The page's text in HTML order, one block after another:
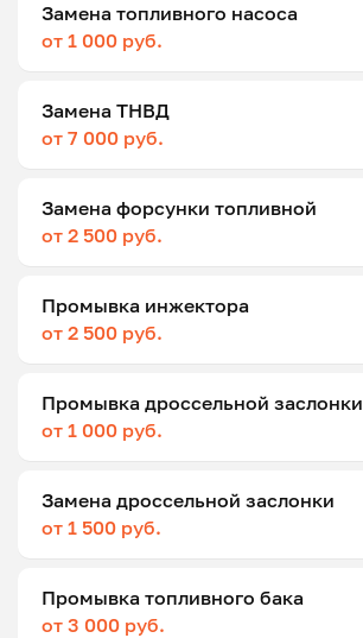
Замена топливного насоса
от 1 000 руб.
Замена ТНВД
от 7 000 руб.
Замена форсунки топливной
от 2 500 руб.
Промывка инжектора
от 2 500 руб.
Промывка дроссельной заслонки
от 1 000 руб.
Замена дроссельной заслонки
от 1 500 руб.
Промывка топливного бака
от 3 000 руб.